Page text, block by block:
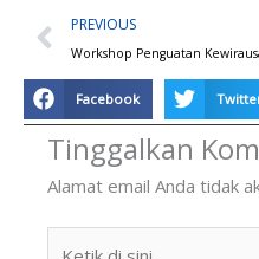
Prev
PREVIOUS
Workshop Penguatan
Facebook
Tinggalkan
Alamat email Anda tidak